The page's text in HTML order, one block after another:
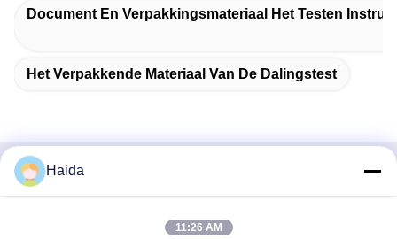
Document En Verpakkingsmateriaal Het Testen
Het Verpakkende Materiaal Van De Dalingstest
Snel contact
Haida
11:26 AM